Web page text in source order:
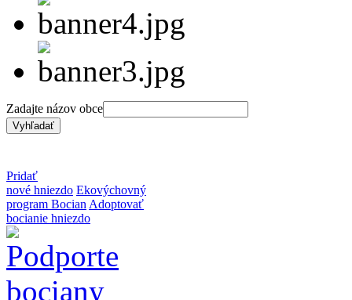
Zadajte názov obce
Pridať
nové hniezdo Ekovýchovný
program Bocian Adoptovať
bocianie hniezdo